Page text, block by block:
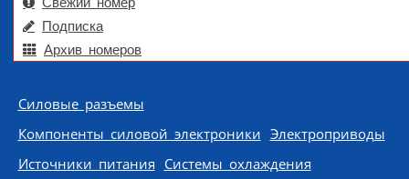
Подписка
Архив номеров
Skip to content
Силовые разъемы
Компоненты силовой электроники Электроприводы
Источники питания Системы охлаждения